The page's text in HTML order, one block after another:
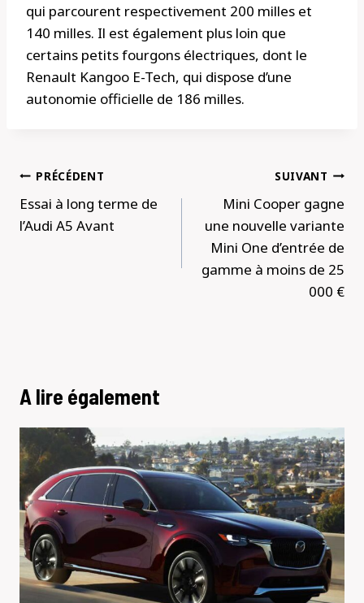
qui parcourent respectivement 200 milles et
140 milles. Il est également plus loin que
certains petits fourgons électriques, dont le
Renault Kangoo E-Tech, qui dispose d’une
autonomie officielle de 186 milles.
Navigation
de
l’article
PRÉCÉDENT
Essai à long terme de
l’Audi A5 Avant
SUIVANT
Mini Cooper gagne
une nouvelle variante
Mini One d’entrée de
gamme à moins de 25
000 €
A lire également